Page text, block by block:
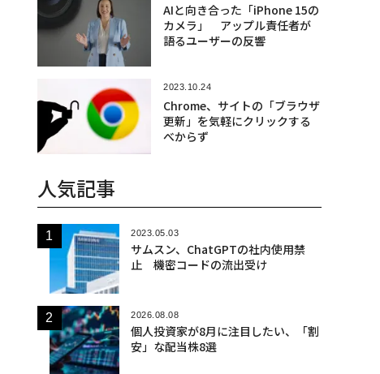
AIと向き合った「iPhone 15の
カメラ」 アップル責任者が
語るユーザーの反響
2023.10.24
Chrome、サイトの「ブラウザ
更新」を気軽にクリックする
べからず
人気記事
2023.05.03
サムスン、ChatGPTの社内使用禁
止 機密コードの流出受け
2026.08.08
個人投資家が8月に注目したい、「割
安」な配当株8選